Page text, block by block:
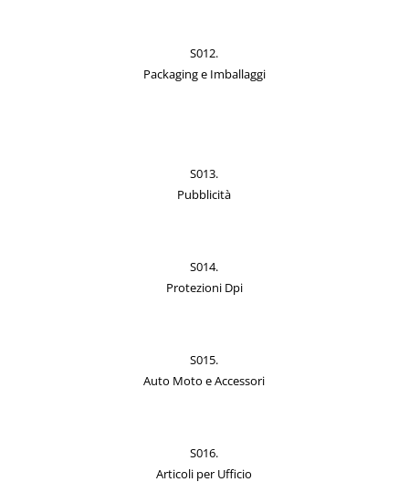
S012.
Packaging e Imballaggi
S013.
Pubblicità
S014.
Protezioni Dpi
S015.
Auto Moto e Accessori
S016.
Articoli per Ufficio